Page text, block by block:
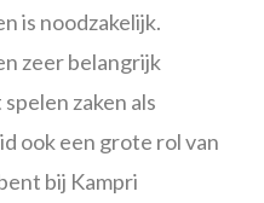
is noodzakelijk.
zeer belangrijk
zaken als
ook een grote rol van
bij Kampri